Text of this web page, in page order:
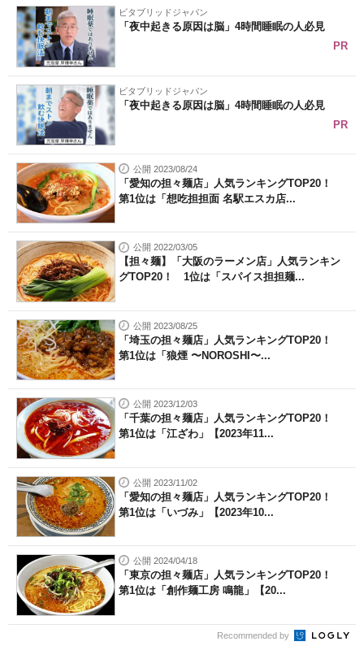
ビタブリッドジャパン
「夜中起きる原因は脳」4時間睡眠の人必見
PR
ビタブリッドジャパン
「夜中起きる原因は脳」4時間睡眠の人必見
PR
公開 2023/08/24
「愛知の担々麺店」人気ランキングTOP20！
第1位は「想吃担担面 名駅エスカ店...
公開 2022/03/05
【担々麺】「大阪のラーメン店」人気ランキン
グTOP20！ 1位は「スパイス担担麺...
公開 2023/08/25
「埼玉の担々麺店」人気ランキングTOP20！
第1位は「狼煙 〜NOROSHI〜...
公開 2023/12/03
「千葉の担々麺店」人気ランキングTOP20！
第1位は「江ざわ」【2023年11...
公開 2023/11/02
「愛知の担々麺店」人気ランキングTOP20！
第1位は「いづみ」【2023年10...
公開 2024/04/18
「東京の担々麺店」人気ランキングTOP20！
第1位は「創作麺工房 鳴龍」【20...
Recommended by